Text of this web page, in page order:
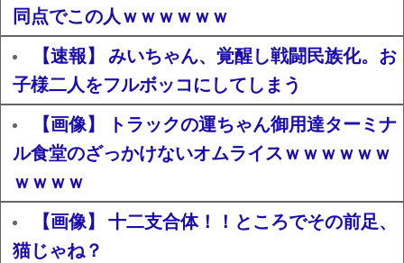
同点でこの人ｗｗｗｗｗｗ
【速報】 みいちゃん、覚醒し戦闘民族化。お
子様二人をフルボッコにしてしまう
【画像】 トラックの運ちゃん御用達ターミナ
ル食堂のざっかけないオムライスｗｗｗｗｗｗ
ｗｗｗｗ
【画像】 十二支合体！！ところでその前足、
猫じゃね？